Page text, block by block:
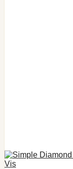
Vis